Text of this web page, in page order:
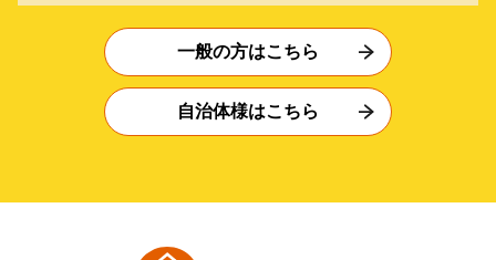
一般の方はこちら
自治体様はこちら